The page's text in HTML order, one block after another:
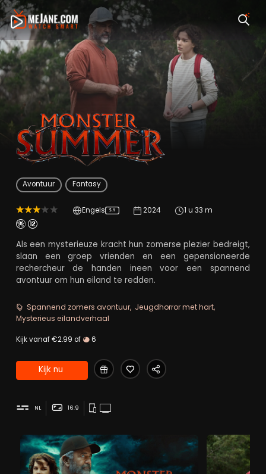
Monster Summer
Avontuur Fantasy
Engels 5.1 2024 1 u 33 m
Als een mysterieuze kracht hun zomerse plezier bedreigt,
slaan een groep vrienden en een gepensioneerde
rechercheur de handen ineen voor een spannend
avontuur om hun eiland te redden.
Spannend zomers avontuur Jeugdhorror met hart
Mysterieus eilandverhaal
Kijk vanaf €2.99 of 6
Kijk nu
NL 16:9